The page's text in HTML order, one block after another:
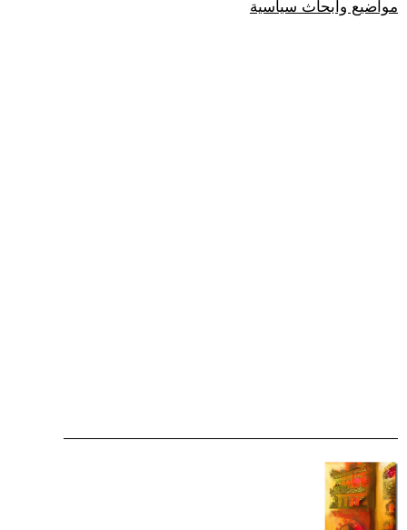
مواضيع وابحاث سياسية